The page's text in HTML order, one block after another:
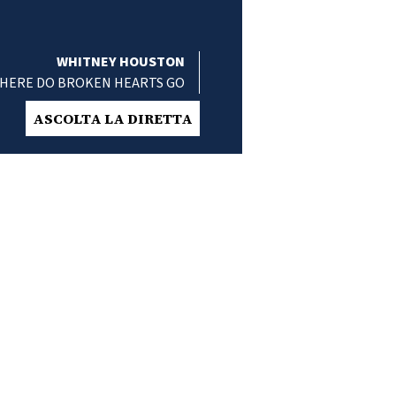
WHITNEY HOUSTON
DO BROKEN HEARTS GO
ASCOLTA LA DIRETTA